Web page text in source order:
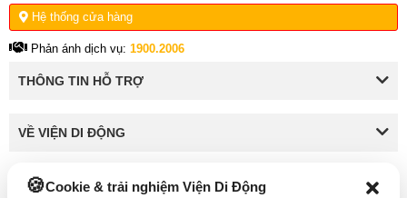
Cookie & trải nghiệm Viện Di Động
Hệ thống cửa hàng
Phản ánh dịch vụ: 1900.2006
THÔNG TIN HỖ TRỢ
VỀ VIỆN DI ĐỘNG
KẾT NỐI VỚI VIỆN DI ĐỘNG